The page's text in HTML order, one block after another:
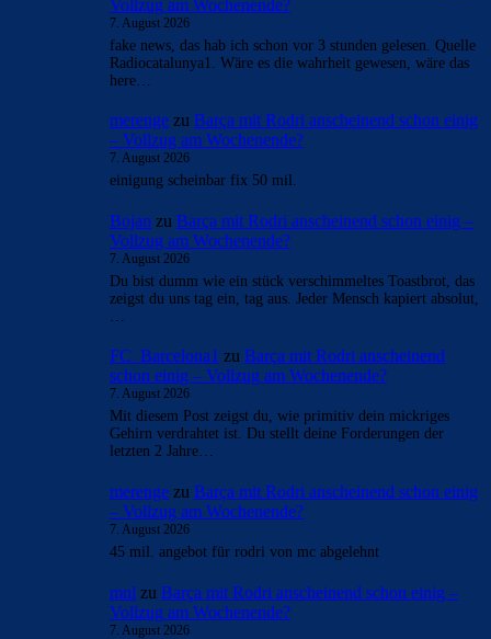
Vollzug am Wochenende?
7. August 2026
fake news, das hab ich schon vor 3 stunden gelesen. Quelle
Radiocatalunya1. Wäre es die wahrheit gewesen, wäre das
here…
merenge zu Barça mit Rodri anscheinend schon einig
– Vollzug am Wochenende?
7. August 2026
einigung scheinbar fix 50 mil.
Bojan zu Barça mit Rodri anscheinend schon einig –
Vollzug am Wochenende?
7. August 2026
Du bist dumm wie ein stück verschimmeltes Toastbrot, das
zeigst du uns tag ein, tag aus. Jeder Mensch kapiert absolut,
FC_Barcelona1 zu Barça mit Rodri anscheinend
schon einig – Vollzug am Wochenende?
7. August 2026
Mit diesem Post zeigst du, wie primitiv dein mickriges
Gehirn verdrahtet ist. Du stellt deine Forderungen der
letzten 2 Jahre…
merenge zu Barça mit Rodri anscheinend schon einig
– Vollzug am Wochenende?
7. August 2026
45 mil. angebot für rodri von mc abgelehnt
mnl zu Barça mit Rodri anscheinend schon einig –
Vollzug am Wochenende?
7. August 2026